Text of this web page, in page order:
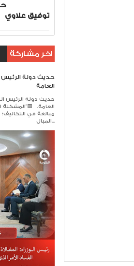
توفيق علاوي
اخر مشاركة
حديث دولة الرئيس
العامة
العامة. 🟥​"المشكلة
مبالغة في
المبال...